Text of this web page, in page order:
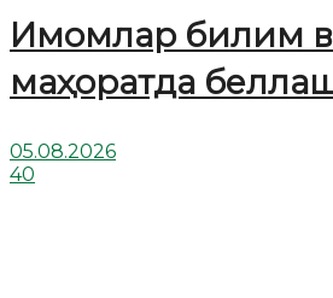
Имомлар билим
маҳоратда
05.08.2026
40